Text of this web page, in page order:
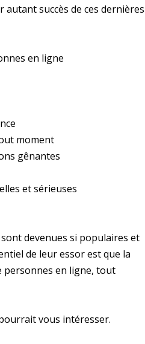
succès de ces dernières
en ligne
moment
gênantes
et sérieuses
devenues si populaires et
de leur essor est que la
personnes en ligne, tout
vous intéresser.